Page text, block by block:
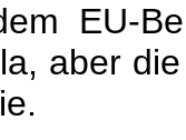
EU-
aber